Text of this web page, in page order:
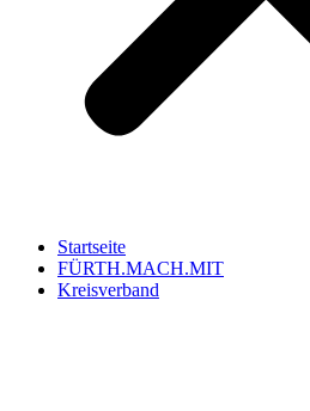
Startseite
FÜRTH.MACH.MIT
Kreisverband